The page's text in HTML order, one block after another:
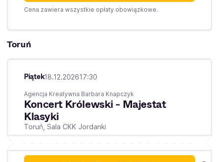
Cena zawiera wszystkie opłaty obowiązkowe.
Toruń
Piątek18.12.202617:30
Agencja Kreatywna Barbara Knapczyk
Koncert Królewski - Majestat
Klasyki
Toruń, Sala CKK Jordanki